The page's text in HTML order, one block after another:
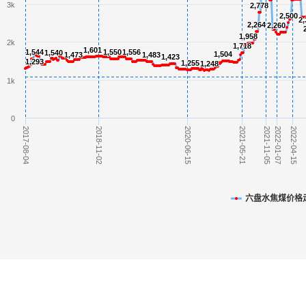
1,293
1,293
1,544
1,5441,540
1,5401,473
1,473
1,601
1,601 1,550
1,5501,556
1,5561,483
1,4831,423
1,423
1,255
1,2551,248
1,248
1,504
1,504
1,718
1,718
1,958
1,958
2,264
2,264
2,778
2,778
2,260
2,260
2,500
2,500
六盘水焦煤价格
2017-08-04 2018-11-02 2020-06-15 2021-05-21 2021-11-052022-01-07 2022-04-15
1k
2k
3k
0